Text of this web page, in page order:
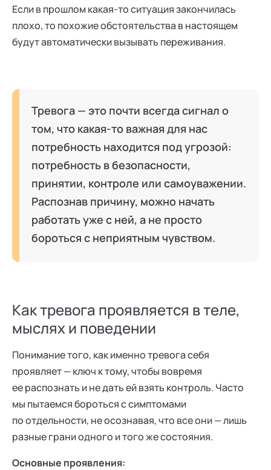
Если в прошлом какая-то ситуация закончилась
плохо, то похожие обстоятельства в настоящем
будут автоматически вызывать переживания.
Тревога — это почти всегда сигнал о
том, что какая-то важная для нас
потребность находится под угрозой:
потребность в безопасности,
принятии, контроле или самоуважении.
Распознав причину, можно начать
работать уже с ней, а не просто
бороться с неприятным чувством.
Как тревога проявляется в теле,
мыслях и поведении
Понимание того, как именно тревога себя
проявляет — ключ к тому, чтобы вовремя
ее распознать и не дать ей взять контроль. Часто
мы пытаемся бороться с симптомами
по отдельности, не осознавая, что все они — лишь
разные грани одного и того же состояния.
Основные проявления: